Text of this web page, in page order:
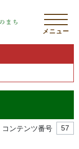
メニュー
コンテンツ番号 57